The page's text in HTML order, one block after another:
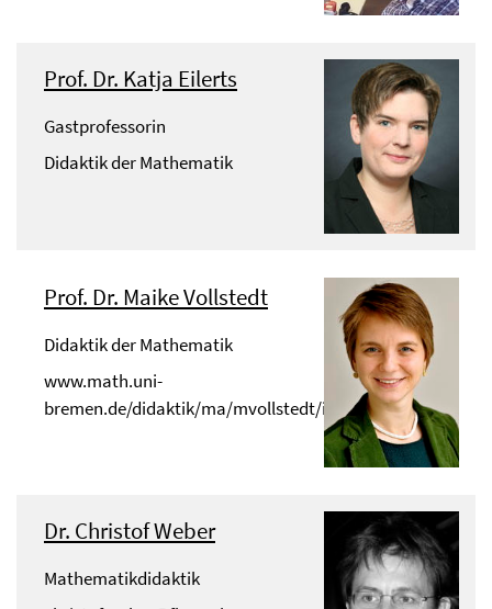
Prof. Dr. Katja Eilerts
Gastprofessorin
Didaktik der Mathematik
Prof. Dr. Maike Vollstedt
Didaktik der Mathematik
www.math.uni-
bremen.de/didaktik/ma/mvollstedt/index.html
Dr. Christof Weber
Mathematikdidaktik